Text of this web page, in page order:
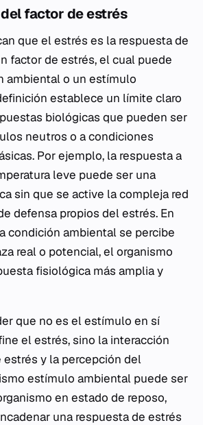
factor de estrés
que el estrés es la respuesta de
factor de estrés, el cual puede
ambiental o un estímulo
establece un límite claro
biológicas que pueden ser
neutros o a condiciones
Por ejemplo, la respuesta a
leve puede ser una
sin que se active la compleja red
defensa propios del estrés. En
condición ambiental se percibe
real o potencial, el organismo
fisiológica más amplia y
que no es el estímulo en sí
el estrés, sino la interacción
y la percepción del
estímulo ambiental puede ser
en estado de reposo,
una respuesta de estrés